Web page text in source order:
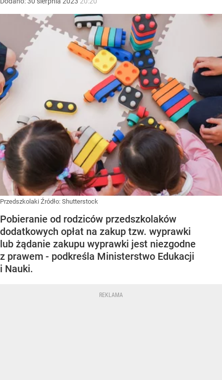
Przedszkolaki Źródło: Shutterstock
Pobieranie od rodziców przedszkolaków
dodatkowych opłat na zakup tzw. wyprawki
lub żądanie zakupu wyprawki jest niezgodne
z prawem - podkreśla Ministerstwo Edukacji
i Nauki.